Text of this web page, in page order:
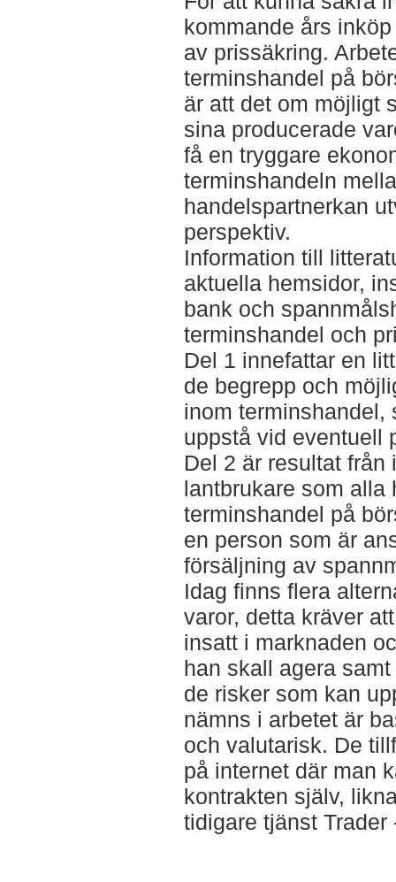
kommande års
av prissäkring.
terminshandel på
är att det om möjligt
sina producerade
få en tryggare
terminshandeln
handelspartnerkan
perspektiv.
Information till
aktuella hemsidor,
bank och
terminshandel och
Del 1 innefattar en
de begrepp och
inom terminshandel,
uppstå vid eventuell
Del 2 är resultat från
lantbrukare som alla
terminshandel på
en person som är
försäljning av
Idag finns flera
varor, detta kräver
insatt i marknaden
han skall agera
de risker som kan
nämns i arbetet är
och valutarisk. De
på internet där man
kontrakten själv,
tidigare tjänst Trader